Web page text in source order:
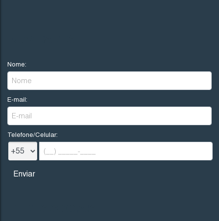
Nome:
E-mail:
Telefone/Celular: